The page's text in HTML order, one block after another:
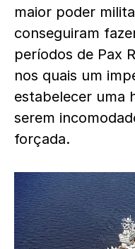
maior poder
conseguiram
períodos de Pax
nos quais um
estabelecer uma
serem
forçada.